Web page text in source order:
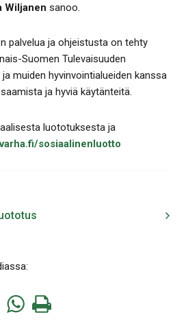
Wiljanen sanoo.
palvelua ja ohjeistusta on tehty
Suomen Tulevaisuuden
muiden hyvinvointialueiden kanssa
ja hyviä käytänteitä.
luototuksesta ja
sosiaalinenluotto
Jaa Tulosta